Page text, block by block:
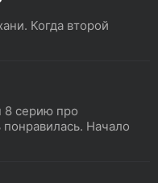
Когда второй
8 серию про
Начало